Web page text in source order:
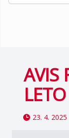
AVIS
23. 4. 2025